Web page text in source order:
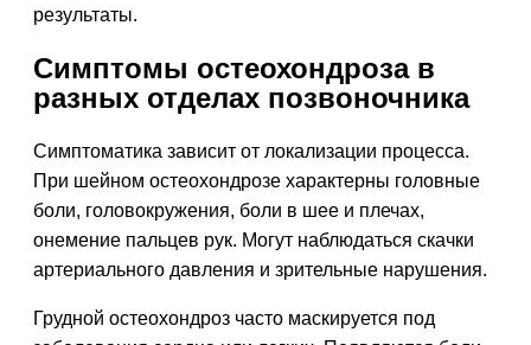
результаты.
Симптомы остеохондроза в
разных отделах позвоночника
Симптоматика зависит от локализации процесса.
При шейном остеохондрозе характерны головные
боли, головокружения, боли в шее и плечах,
онемение пальцев рук. Могут наблюдаться скачки
артериального давления и зрительные нарушения.
Грудной остеохондроз часто маскируется под